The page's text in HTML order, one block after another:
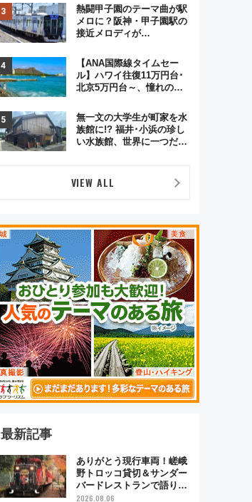
この夏は直通列車で横浜
へ！
熱闘甲子園のテーマ曲が駅
メロに？阪神・甲子園駅の
接近メロディが
実アレンジの特別仕様へ、
8月5日始発から
【ANA国際線タイムセー
ル】ハワイ往復11万円台･
北京5万円台～、憧れのビ
GW旅行まで狙える激アツ
路線まとめ（8/10まで）
無一文の大学生が町家を水
族館に!? 福井･小浜の珍し
い水族館、世界に一つだけ
第2弾
VIEW ALL
最新記事
ありがとう現行車両！嵯峨
野トロッコ貸切＆サンダー
バードレストランで語り合
う秋の京都 斉藤雪乃＆福
2026.08.06